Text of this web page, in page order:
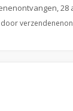
,28
door